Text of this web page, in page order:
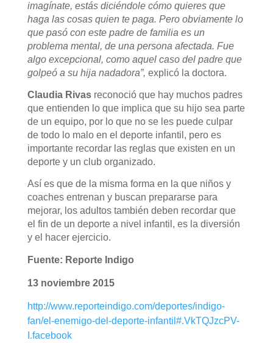
imagínate, estás diciéndole cómo quieres que
haga las cosas quien te paga. Pero obviamente lo
que pasó con este padre de familia es un
problema mental, de una persona afectada. Fue
algo excepcional, como aquel caso del padre que
golpeó a su hija nadadora”, explicó la doctora.
Claudia Rivasreconoció que hay muchos padres
que entienden lo que implica que su hijo sea parte
de un equipo, por lo que no se les puede culpar
de todo lo malo en el deporte infantil, pero es
importante recordar las reglas que existen en un
deporte y un club organizado.
Así es que de la misma forma en la que niños y
coaches entrenan y buscan prepararse para
mejorar, los adultos también deben recordar que
el fin de un deporte a nivel infantil, es la diversión
y el hacer ejercicio.
Fuente: Reporte Indigo
13 noviembre 2015
http://www.reporteindigo.com/deportes/indigo-
fan/el-enemigo-del-deporte-infantil#.VkTQJzcPV-
I.facebook